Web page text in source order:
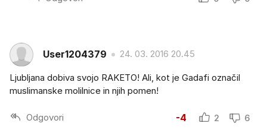
User1204379 24. 03. 2016 20.45
Ljubljana dobiva svojo RAKETO! Ali, kot je Gadafi označil
muslimanske molilnice in njih pomen!
Odgovori -4 2 6